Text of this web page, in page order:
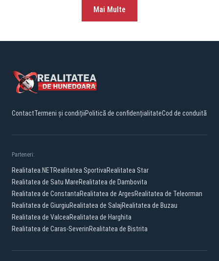
Mai Multe
ContactTermeni și condițiiPolitică de confidențialitateCod de conduită
Parteneri:
Realitatea.NETRealitatea SportivaRealitatea Star
Realitatea de Satu MareRealitatea de Dambovita
Realitatea de ConstantaRealitatea de ArgesRealitatea de Teleorman
Realitatea de GiurgiuRealitatea de SalajRealitatea de Buzau
Realitatea de ValceaRealitatea de Harghita
Realitatea de Caras-SeverinRealitatea de Bistrita